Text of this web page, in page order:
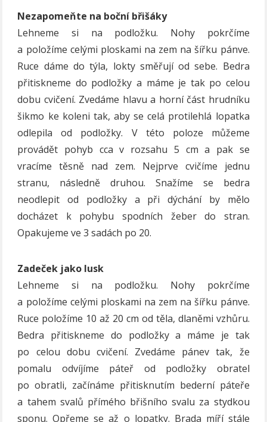
Nezapomeňte na boční břišáky
Lehneme si na podložku. Nohy pokrčíme
a položíme celými ploskami na zem na šířku pánve.
Ruce dáme do týla, lokty směřují od sebe. Bedra
přitiskneme do podložky a máme je tak po celou
dobu cvičení. Zvedáme hlavu a horní část hrudníku
šikmo ke koleni tak, aby se celá protilehlá lopatka
odlepila od podložky. V této poloze můžeme
provádět pohyb cca v rozsahu 5 cm a pak se
vracíme těsně nad zem. Nejprve cvičíme jednu
stranu, následně druhou. Snažíme se bedra
neodlepit od podložky a při dýchání by mělo
docházet k pohybu spodních žeber do stran.
Opakujeme ve 3 sadách po 20.
Zadeček jako lusk
Lehneme si na podložku. Nohy pokrčíme
a položíme celými ploskami na zem na šířku pánve.
Ruce položíme 10 až 20 cm od těla, dlaněmi vzhůru.
Bedra přitiskneme do podložky a máme je tak
po celou dobu cvičení. Zvedáme pánev tak, že
pomalu odvíjíme páteř od podložky obratel
po obratli, začínáme přitisknutím bederní páteře
a tahem svalů přímého břišního svalu za stydkou
sponu. Opřeme se až o lopatky. Brada míří stále